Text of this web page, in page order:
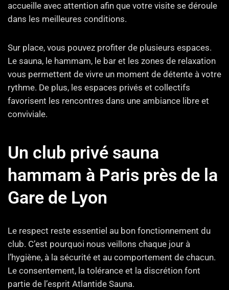
accueille avec attention afin que votre visite se déroule
dans les meilleures conditions.
Sur place, vous pouvez profiter de plusieurs espaces.
Le sauna, le hammam, le bar et les zones de relaxation
vous permettent de vivre un moment de détente à votre
rythme. De plus, les espaces privés et collectifs
favorisent les rencontres dans une ambiance libre et
conviviale.
Un club privé sauna
hammam à Paris près de la
Gare de Lyon
Le respect reste essentiel au bon fonctionnement du
club. C’est pourquoi nous veillons chaque jour à
l’hygiène, à la sécurité et au comportement de chacun.
Le consentement, la tolérance et la discrétion font
partie de l’esprit Atlantide Sauna.